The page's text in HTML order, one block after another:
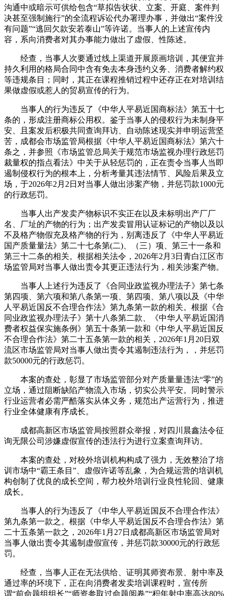
沟通中或暗示可供给包含“草拟告状状、立案、开庭、案件判
决甚至强制施行”的全流程诉讼代办署理办事，并做出“案件没
有问题”“逃回欠款安若泰山”等许诺。当事人的上述宣传内
容，系向消费者对其办事能力做出了虚假、性陈述。
经查，当事人次要通过线上渠道开展原画培训，其便宜并
持久利用的格局合同中含有免去本身违约义务、消费者解约权
等违规条目；同时，其正在课程推销过程中还存正在对培训结
果做虚假或惹人的贸易宣传的行为。
当事人的行为违反了《中华人平易近国商标法》第五十七
条的，形成注册商标公用权。鉴于当事人的侵权行为未制身平
安、且案发后积极共同查询拜访、自动陈述现实并申明运营坚
苦，成都会市场监管局根据《中华人平易近国商标法》第六十
条之，并参照《市场监管总局关于规范市场监视办理行政惩罚
裁量权的指点看法》中关于从轻惩罚的，正在责令当事人当即
遏制侵权行为的根本上，分析考量其违法情节、风险后果及立
场，于2026年2月2日对当事人做出涉案产物，并惩罚款1000元
的行政惩罚。
当事人出产发卖产物标识不实正在以及未标明出产厂厂
名、厂址的产物的行为；出产发卖冒用认证标记的产物以及以
不及格产物假充及格产物的行为，别离违反了《中华人平易近
国产质量量法》第二十七条第(二)、（三）项、第三十一条和
第三十二条的相关。根据相关法令，2026年2月3日青白江区市
场监管局对当事人做出责令其更正违法行为，相关涉案产物。
当事人上述行为违反了《合同业政监视办理法子》第七条
第四项、第六项和第八条第一项、第四项、第八项以及《中华
人平易近国反不合理合作法》第九条第一款的相关。根据《合
同业政监视办理法子》第十八条第二款、《中华人平易近国消
费者权益保实施条例》第五十条第一款和《中华人平易近国反
不合理合作法》第二十五条第一款的相关，2026年1月20日双
流区市场监管局对当事人做出责令其遏制违法行为，，并惩罚
款50000元的行政惩罚。
本案的查处，彰显了市场监管部分对产质量量违法“零”的
立场，通过阻断缺陷产物流入市场，切实公共平安。同时警示
行业运营者必需严酷落实从体义务，规范出产运营行为，推进
行业全体健康有序成长。
成都高新区市场监管局按照群众举报，对四川晨鑫法令征
询无限公司涉嫌虚假宣传的违法行为进行立案查询拜访。
本案的查处，对校外培训机构构成了强力，无效整治了培
训市场中“霸王条目”、虚假许诺等乱象，为合规运营的培训机
构创制了优良的成长空间，帮力校外培训行业良性轮回、健康
成长。
当事人的行为违反了《中华人平易近国反不合理合作法》
第九条第一款之。根据《中华人平易近国反不合理合作法》第
二十五条第一款之，2026年1月27日成都高新区市场监管局对
当事人做出责令其遏制虚假宣传，并惩罚款30000元的行政惩
罚。
经查，当事人正在无法供给、证明其师资布景、射中率及
通过率的环境下，正在向消费者发卖培训课程时，宣传所
谓“前命题组组长”“师资参取过命题阅卷”“积年射中率高达80%